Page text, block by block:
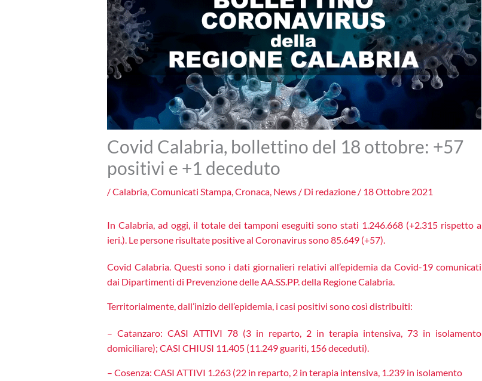
Covid Calabria, bollettino del 18 ottobre: +57
positivi e +1 deceduto
/Calabria,Comunicati Stampa,Cronaca, News/ Di redazione / 18 Ottobre 2021
In Calabria, ad oggi, il totale dei tamponi eseguiti sono stati 1.246.668 (+2.315 rispetto a
ieri.). Le persone risultate positive al Coronavirus sono 85.649 (+57).
Covid Calabria. Questi sono i dati giornalieri relativi all’epidemia da Covid-19 comunicati
dai Dipartimenti di Prevenzione delle AA.SS.PP. della Regione Calabria.
Territorialmente, dall’inizio dell’epidemia, i casi positivi sono così distribuiti:
– Catanzaro: CASI ATTIVI 78 (3 in reparto, 2 in terapia intensiva, 73 in isolamento
domiciliare); CASI CHIUSI 11.405 (11.249 guariti, 156 deceduti).
– Cosenza: CASI ATTIVI 1.263 (22 in reparto, 2 in terapia intensiva, 1.239 in isolamento